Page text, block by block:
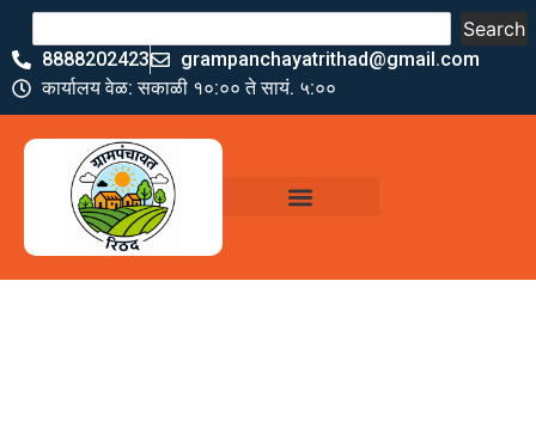
Search
8888202423
grampanchayatrithad@gmail.com
कार्यालय वेळ: सकाळी १०:०० ते सायं. ५:००